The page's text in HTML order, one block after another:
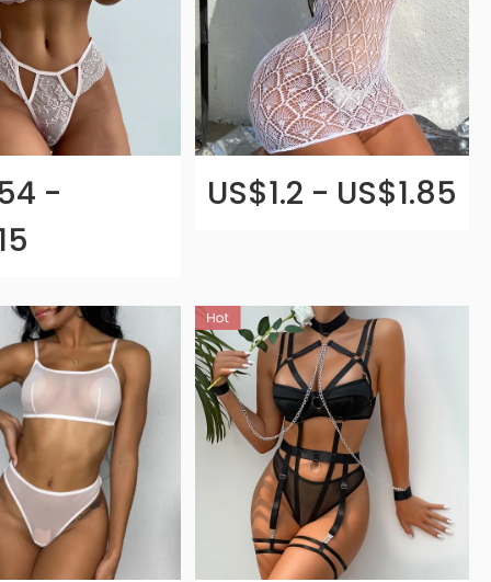
-
US$1.2 - US$1.85